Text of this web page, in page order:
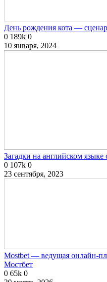
День рождения кота —
0 189k 0
10 января, 2024
Загадки на английском
0 107k 0
23 сентября, 2023
Mostbet — ведущая онлайн-
Мостбет
0 65k 0